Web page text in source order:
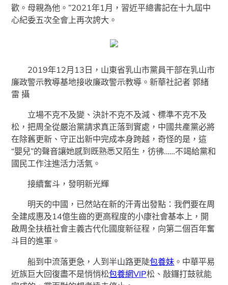
歡。母親為他。”2021年1月，習近平總書記在十九屆中
心紀委五次全會上再次誇大。
2019年12月13日，山東省乳山市黨員干部在乳山市
廉政警示教導基地接收廉政警示教導。新華社記者 郭緒
雷 攝
立場不克不及變、決計不克不及減、標準不克不及
松，把周全從嚴治黨請求真正落到實處，中國共產黨必將
在除舊更新、守正出新中完成本身跨越，奇怪的是，這
“嬰兒”的聲音讓她感到既熟悉又陌生，彷彿……不竭給黨和
國民工作注進活力活氣。
接續奮斗，發明新光輝
明天的中國，已然站在新的汗青出發點：我們要在周
全建成惠及14億生齒的更高程度的小康社會基本上，開
啟周全扶植社會主義古代化國度新征程，向第二個百年奮
斗目的進軍。
船到中流落更急，人到半山路更陡包養妹 。中華平易
近族巨大回復盡不是悄悄松包養網VIP松、敲鑼打鼓就能